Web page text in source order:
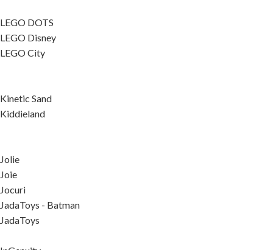
LEGO DOTS
LEGO Disney
LEGO City
Kinetic Sand
Kiddieland
Jolie
Joie
Jocuri
JadaToys - Batman
JadaToys